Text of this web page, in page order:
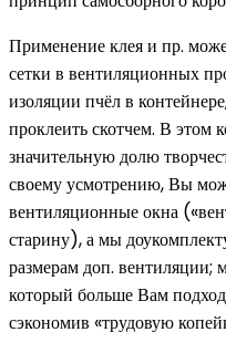
Применение клея и пр.
сетки в вентиляционных
изоляции пчёл в
проклеить скотчем. В этом
значительную долю
своему усмотрению, Вы
вентиляционные окна
старину), а мы
размерам доп. вентиляции;
который больше Вам
сэкономив «трудовую